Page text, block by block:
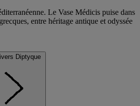
Le Vase Médicis puise dans
entre héritage antique et odyssée
Diptyque